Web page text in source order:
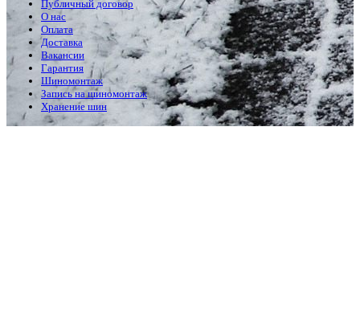
Публичный договор
О нас
Оплата
Доставка
Вакансии
Гарантия
Шиномонтаж
Запись на шиномонтаж
Хранение шин